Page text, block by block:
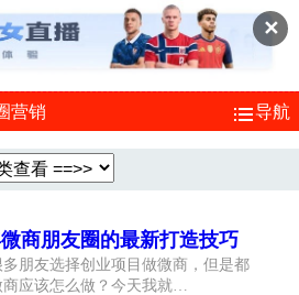
✕
营销 导航
商朋友圈的最新打造技巧
朋友选择创业项目做微商，但是都
应该怎么做？今天我就…